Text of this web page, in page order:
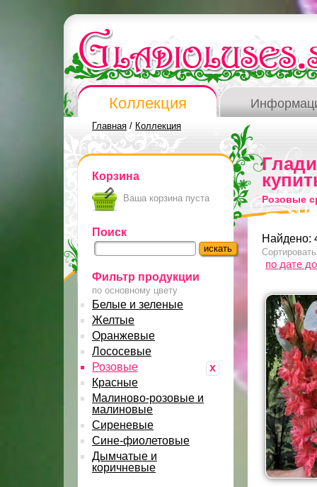
Коллекция
Главная / Коллекция
Корзина
Ваша корзина пуста
Поиск
Фильтр продукции
по основному цвету
Белые и зеленые
Желтые
Оранжевые
Лососевые
x
Розовые
Красные
Малиново-розовые и
малиновые
Сиреневые
Сине-фиолетовые
Дымчатые и
коричневые
Розовые
Найдено:
по дате